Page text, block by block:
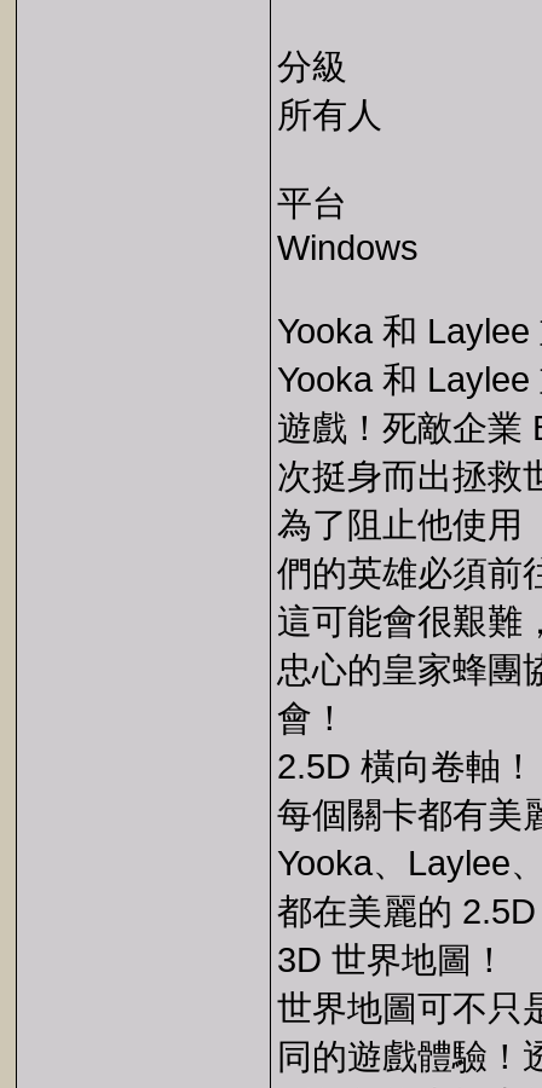
分級
所有人
平台
Windows
Yooka 和
Yooka 和
遊戲！死敵企業
次挺身而出拯救
為了阻止他使用
們的英雄必須前
這可能會很艱難
忠心的皇家蜂團
會！
2.5D 橫向卷軸！
每個關卡都有美
Yooka、Laylee
都在美麗的
3D 世界地圖！
世界地圖可不只
同的遊戲體驗！